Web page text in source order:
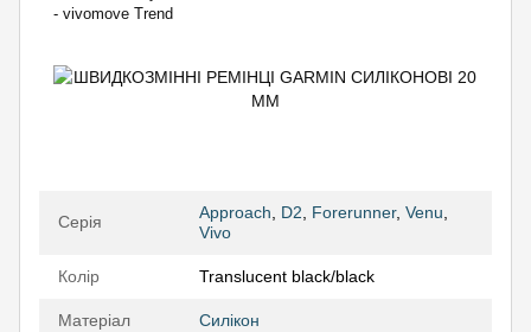
- vivomove Trend
Серія Approach, D2, Forerunner, Venu,
Vivo
Колір Translucent black/black
Матеріал Силікон